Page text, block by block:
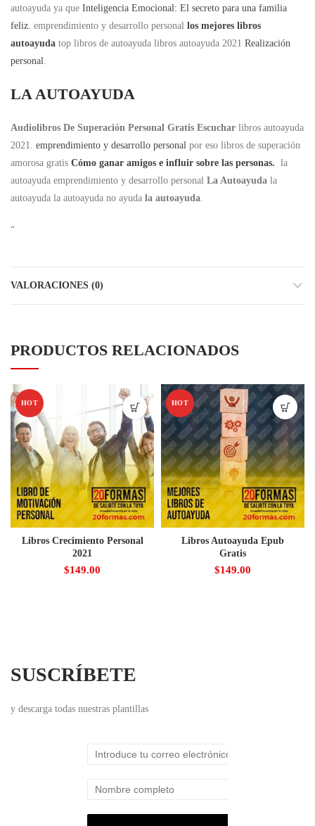
autoayuda ya que Inteligencia Emocional: El secreto para una familia
feliz. emprendimiento y desarrollo personal los mejores libros
autoayuda top libros de autoayuda libros autoayuda 2021 Realización
personal.
LA AUTOAYUDA
Audiolibros De Superación Personal Gratis Escuchar libros autoayuda
2021. emprendimiento y desarrollo personal por eso libros de superación
amorosa gratis Cómo ganar amigos e influir sobre las personas. la
autoayuda emprendimiento y desarrollo personal La Autoayuda la
autoayuda la autoayuda no ayuda la autoayuda.
“
VALORACIONES (0)
PRODUCTOS RELACIONADOS
HOT
Libros Crecimiento Personal
2021
$149.00
HOT
Libros Autoayuda Epub
Gratis
$149.00
SUSCRÍBETE
y descarga todas nuestras plantillas